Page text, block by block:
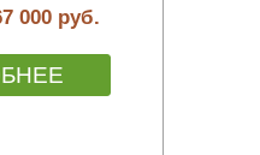
000 руб.